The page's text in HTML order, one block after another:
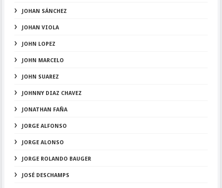
JOHAN SÁNCHEZ
JOHAN VIOLA
JOHN LOPEZ
JOHN MARCELO
JOHN SUAREZ
JOHNNY DIAZ CHAVEZ
JONATHAN FAÑA
JORGE ALFONSO
JORGE ALONSO
JORGE ROLANDO BAUGER
JOSÉ DESCHAMPS